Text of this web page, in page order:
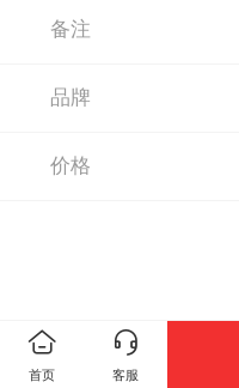
备注
品牌
价格
首页 客服